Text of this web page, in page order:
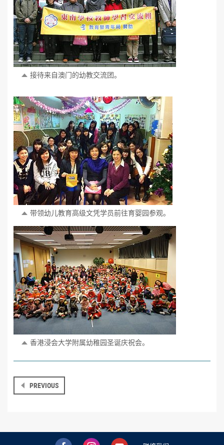
接待来自澳门的幼教交流团。
带领幼儿教育高级文凭学员前往育婴园参观。
香港浸会大学附属幼稚园圣诞庆祝会。
PREVIOUS